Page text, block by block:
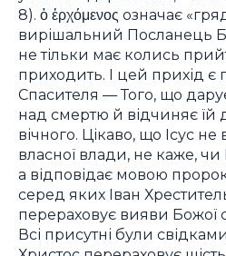
8). ὁ ἐρχόμενος означає
вирішальний Посланець
не тільки має колись
приходить. І цей прихід є
Спасителя — Того, що
над смертю й відчиняє їй
вічного. Цікаво, що Ісус
власної влади, не каже, чи
а відповідає мовою
серед яких Іван
перераховує вияви Божої
Всі присутні були